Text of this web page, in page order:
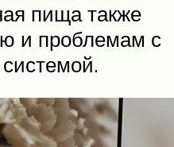
пища также
и проблемам с